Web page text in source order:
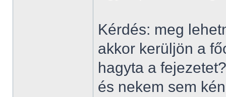
Kérdés: meg
akkor kerüljön a
hagyta a
és nekem sem